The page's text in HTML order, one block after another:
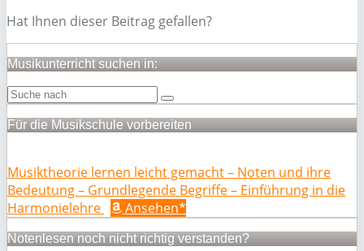
Hat Ihnen dieser Beitrag gefallen?
Musikunterricht suchen in:
Für die Musikschule vorbereiten
Musiktheorie lernen leicht gemacht – Noten und ihre
Bedeutung – Grundlegende Begriffe – Einführung in die
Harmonielehre
Ansehen*
Notenlesen noch nicht richtig verstanden?